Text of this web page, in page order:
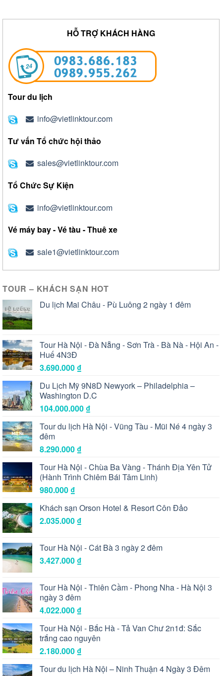
HỖ TRỢ KHÁCH HÀNG
Tour du lịch
info@vietlinktour.com
Tư vấn Tổ chức hội thảo
sales@vietlinktour.com
Tổ Chức Sự Kiện
info@vietlinktour.com
Vé máy bay - Vé tàu - Thuê xe
sale1@vietlinktour.com
TOUR – KHÁCH SẠN HOT
Du lịch Mai Châu - Pù Luông 2 ngày 1 đêm
Tour Hà Nội - Đà Nẵng - Sơn Trà - Bà Nà - Hội An -
Huế 4N3Đ
3.690.000 ₫
Du Lịch Mỹ 9N8D Newyork – Philadelphia –
Washington D.C
104.000.000 ₫
Tour du lịch Hà Nội - Vũng Tàu - Mũi Né 4 ngày 3
đêm
8.290.000 ₫
Tour Hà Nội - Chùa Ba Vàng - Thánh Địa Yên Tử
(Hành Trình Chiêm Bái Tâm Linh)
980.000 ₫
Khách sạn Orson Hotel & Resort Côn Đảo
2.035.000 ₫
Tour Hà Nội - Cát Bà 3 ngày 2 đêm
3.427.000 ₫
Tour Hà Nội - Thiên Cầm - Phong Nha - Hà Nội 3
ngày 3 đêm
4.022.000 ₫
Tour Hà Nội - Bắc Hà - Tả Van Chư 2n1đ: Sắc
trắng cao nguyên
2.180.000 ₫
Tour du lịch Hà Nội – Ninh Thuận 4 Ngày 3 Đêm